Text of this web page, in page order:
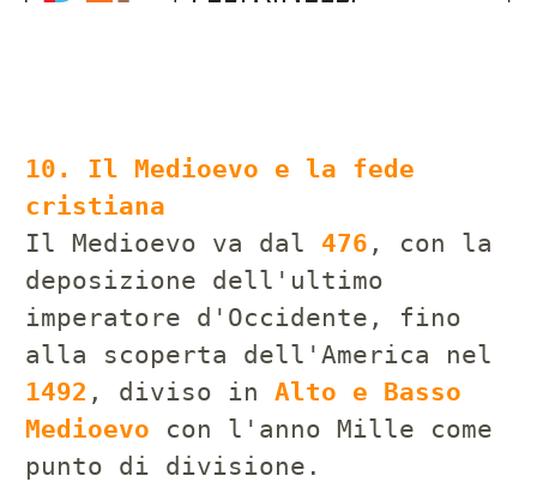
10. Il Medioevo e la fede
cristiana
Il Medioevo va dal 476 , con la
deposizione dell'ultimo
imperatore d'Occidente, fino
alla scoperta dell'America nel
1492 , diviso in Alto e Basso
Medioevo con l'anno Mille come
punto di divisione.